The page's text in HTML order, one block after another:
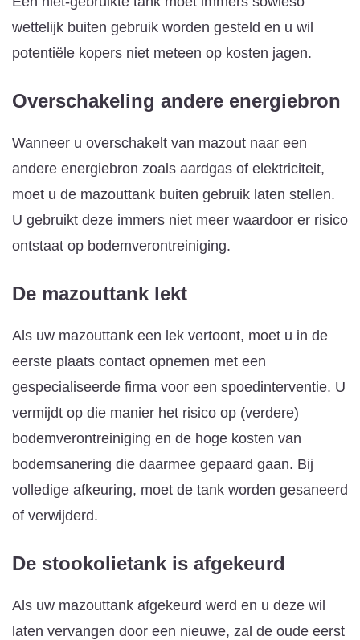
wettelijk buiten gebruik worden gesteld en u wil
potentiële kopers niet meteen op kosten jagen.
Overschakeling andere energiebron
Wanneer u overschakelt van mazout naar een
andere energiebron zoals aardgas of elektriciteit,
moet u de mazouttank buiten gebruik laten stellen.
U gebruikt deze immers niet meer waardoor er risico
ontstaat op bodemverontreiniging.
De mazouttank lekt
Als uw mazouttank een lek vertoont, moet u in de
eerste plaats contact opnemen met een
gespecialiseerde firma voor een spoedinterventie. U
vermijdt op die manier het risico op (verdere)
bodemverontreiniging en de hoge kosten van
bodemsanering die daarmee gepaard gaan. Bij
volledige afkeuring, moet de tank worden gesaneerd
of verwijderd.
De stookolietank is afgekeurd
Als uw mazouttank afgekeurd werd en u deze wil
laten vervangen door een nieuwe, zal de oude eerst